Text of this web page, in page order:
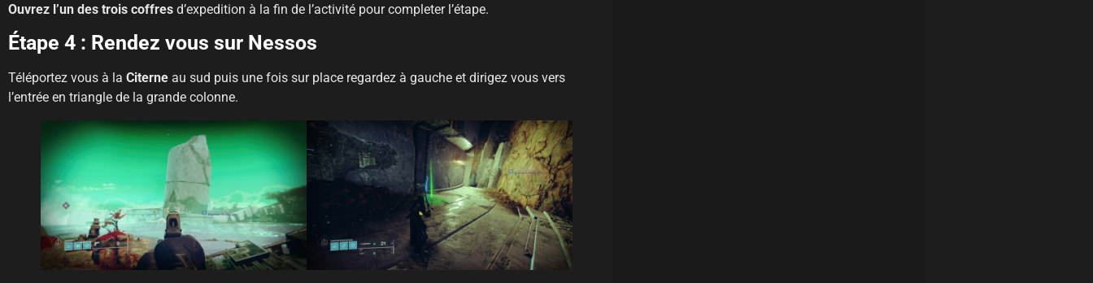
Ouvrez l’un des trois coffres d’expedition à la fin de l’activité pour completer l’étape.
Étape 4 : Rendez vous sur Nessos
Téléportez vous à la Citerne au sud puis une fois sur place regardez à gauche et dirigez vous vers
l’entrée en triangle de la grande colonne.